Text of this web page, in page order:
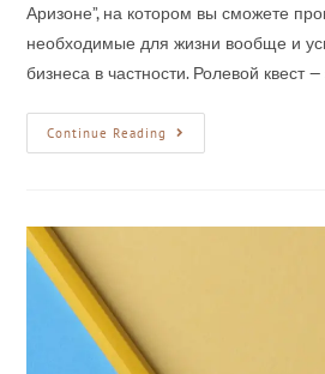
Аризоне”, на котором вы сможете
необходимые для жизни вообще и
бизнеса в частности. Ролевой квест
Continue Reading